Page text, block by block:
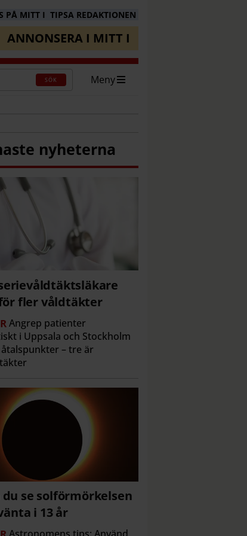
PÅ MITT I TIPSA REDAKTIONEN
ANNONSERA I MITT I
SÖK Meny
nyheterna
fler våldtäkter
Angrep patienter
i Uppsala och Stockholm
– tre är
du se solförmörkelsen
i 13 år